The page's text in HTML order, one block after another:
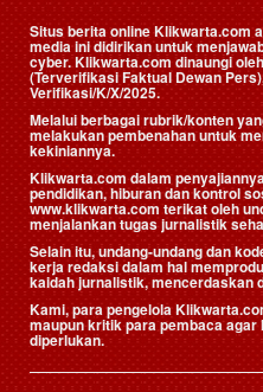
Situs berita online Klikwarta.com
media ini didirikan untuk
cyber. Klikwarta.com dinaungi oleh
(Terverifikasi Faktual Dewan Pers)
Verifikasi/K/X/2025.
Melalui berbagai rubrik/konten
melakukan pembenahan untuk
kekiniannya.
Klikwarta.com dalam
pendidikan, hiburan dan kontrol
www.klikwarta.com terikat oleh
menjalankan tugas jurnalistik
Selain itu, undang-undang dan
kerja redaksi dalam hal
kaidah jurnalistik, mencerdaskan
Kami, para pengelola
maupun kritik para pembaca
diperlukan.